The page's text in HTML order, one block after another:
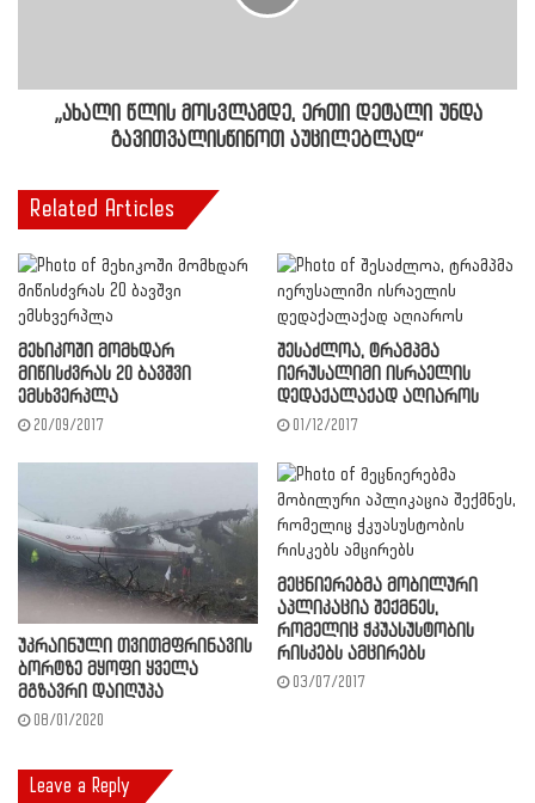
„ახალი წლის მოსვლამდე, ერთი დეტალი უნდა
გავითვალისწინოთ აუცილებლად“
Related Articles
მეხიკოში მომხდარ
მიწისძვრას 20 ბავშვი
ემსხვერპლა
20/09/2017
შესაძლოა, ტრამპმა
იერუსალიმი ისრაელის
დედაქალაქად აღიაროს
01/12/2017
უკრაინული თვითმფრინავის
ბორტზე მყოფი ყველა
მგზავრი დაიღუპა
08/01/2020
მეცნიერებმა მობილური
აპლიკაცია შექმნეს,
რომელიც ჭკუასუსტობის
რისკებს ამცირებს
03/07/2017
Leave a Reply